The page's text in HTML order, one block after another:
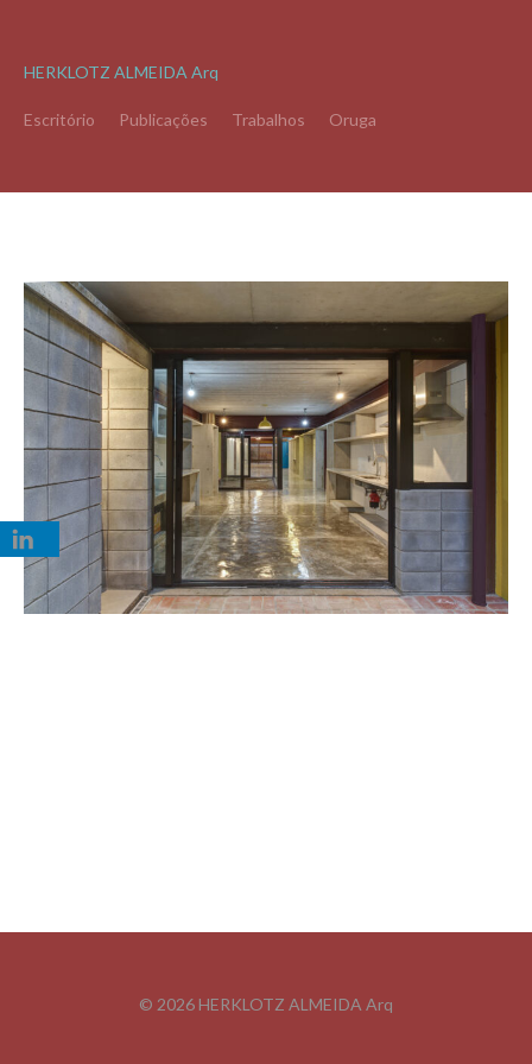
HERKLOTZ ALMEIDA Arq
Escritório Publicações Trabalhos Oruga
© 2026 HERKLOTZ ALMEIDA Arq